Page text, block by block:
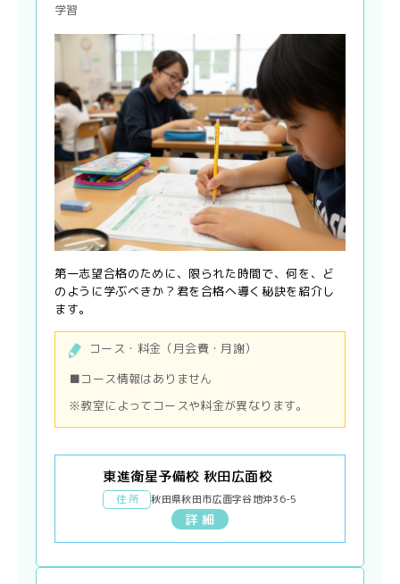
学習
第一志望合格のために、限られた時間で、何を、ど
のように学ぶべきか？君を合格へ導く秘訣を紹介し
ます。
コース・料金（月会費・月謝）
■コース情報はありません
※教室によってコースや料金が異なります。
東進衛星予備校 秋田広面校
住 所 秋田県秋田市広面字谷地沖36-5
詳 細